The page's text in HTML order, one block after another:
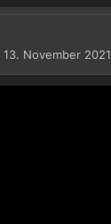
13. November 2021